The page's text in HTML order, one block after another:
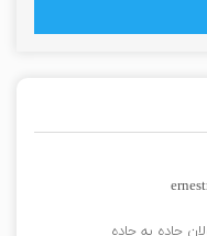
جاده به جاده